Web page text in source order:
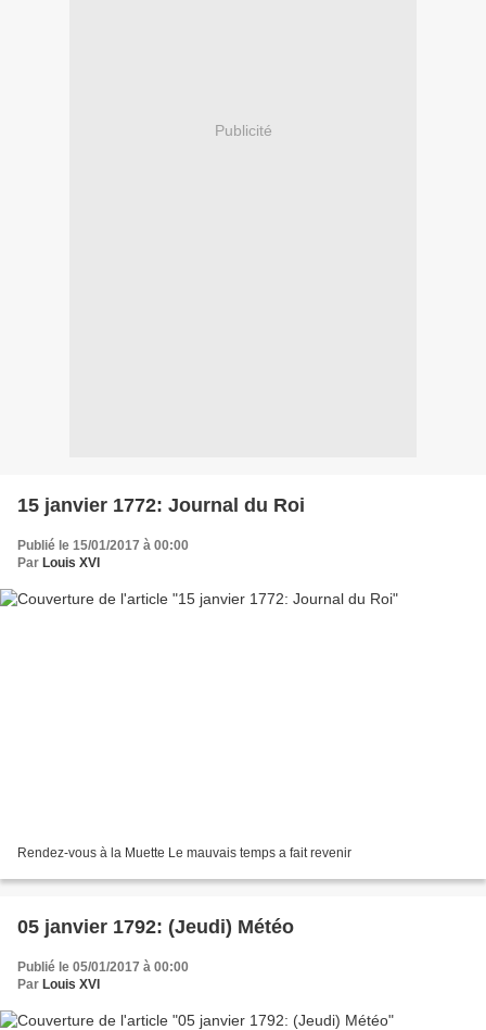
Publicité
15 janvier 1772: Journal du Roi
Publié le 15/01/2017 à 00:00
Par Louis XVI
Rendez-vous à la Muette Le mauvais temps a fait revenir
05 janvier 1792: (Jeudi) Météo
Publié le 05/01/2017 à 00:00
Par Louis XVI